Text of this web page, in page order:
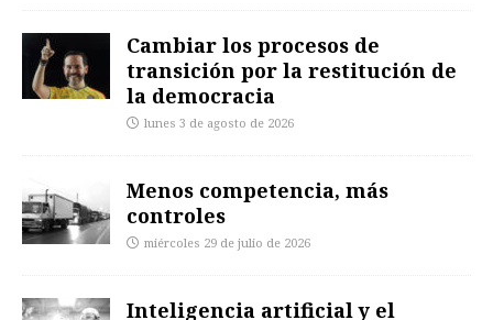
Cambiar los procesos de
transición por la restitución de
la democracia
lunes 3 de agosto de 2026
Menos competencia, más
controles
miércoles 29 de julio de 2026
Inteligencia artificial y el